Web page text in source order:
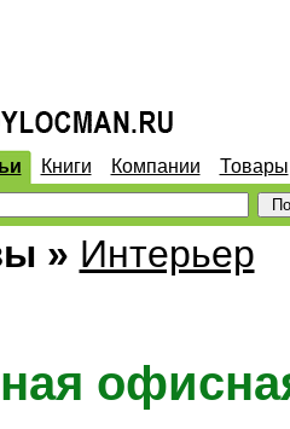
Книги Компании Товары
» Интерьер